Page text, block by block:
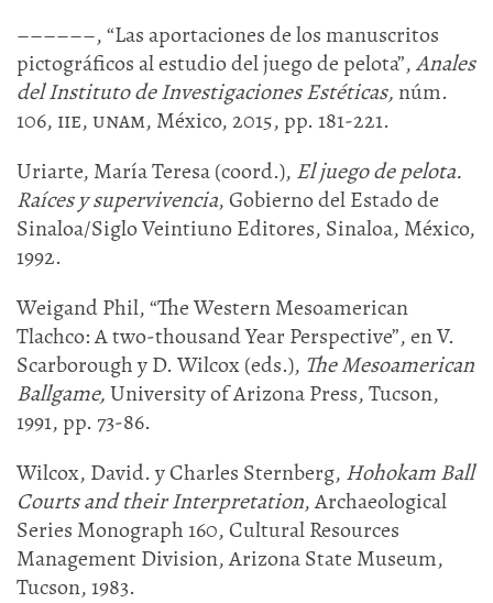
––––––, “Las aportaciones de los manuscritos
pictográficos al estudio del juego de pelota”,Anales
del Instituto de Investigaciones Estéticas, núm.
106, iie, unam, México, 2015, pp. 181-221.
Uriarte, María Teresa (coord.), El juego de pelota.
Raíces y supervivencia, Gobierno del Estado de
Sinaloa/Siglo Veintiuno Editores, Sinaloa, México,
1992.
Weigand Phil, “The Western Mesoamerican
Tlachco: A two-thousand Year Perspective”, en V.
Scarborough y D. Wilcox (eds.), The Mesoamerican
Ballgame,University of Arizona Press, Tucson,
1991, pp. 73-86.
Wilcox, David. y Charles Sternberg, Hohokam Ball
Courts and their Interpretation, Archaeological
Series Monograph 160, Cultural Resources
Management Division, Arizona State Museum,
Tucson, 1983.